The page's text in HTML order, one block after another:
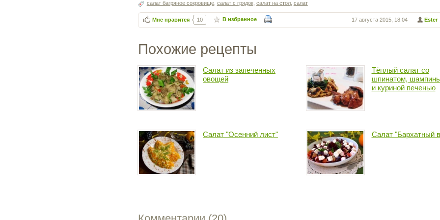
салат багряное сокровище, салат с грядок, салат на стол, салат
Ester
17 августа 2015, 18:04
Мне нравится 10 В избранное
Похожие рецепты
Салат из запеченных
овощей
Тёплый салат со
шпинатом,
и куриной печенью
Салат "Осенний лист" Салат "Бархатный